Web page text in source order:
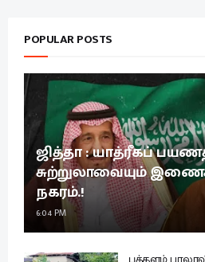
POPULAR POSTS
ஜித்தா : யாத்ரீகப்
சுற்றுலாவையும்
நகரம்.!
6:04 PM